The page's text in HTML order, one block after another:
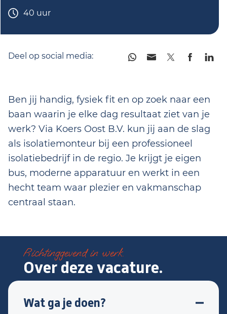
40 uur
Deel op social media:
Ben jij handig, fysiek fit en op zoek naar een
baan waarin je elke dag resultaat ziet van je
werk? Via Koers Oost B.V. kun jij aan de slag
als isolatiemonteur bij een professioneel
isolatiebedrijf in de regio. Je krijgt je eigen
bus, moderne apparatuur en werkt in een
hecht team waar plezier en vakmanschap
centraal staan.
Richtinggevend in werk.
Over deze vacature.
Wat ga je doen?